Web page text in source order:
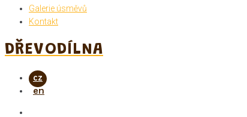
Galerie úsměvů
Kontakt
DŘEVODÍLNA